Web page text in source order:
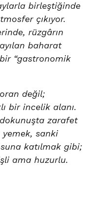
birleştiğinde
çıkıyor.
rüzgârın
baharat
“gastronomik
değil;
bir incelik alanı.
zarafet
yemek, sanki
katılmak gibi;
ama huzurlu.